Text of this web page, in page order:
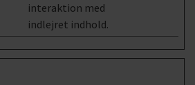
interaktion med
indlejret indhold.